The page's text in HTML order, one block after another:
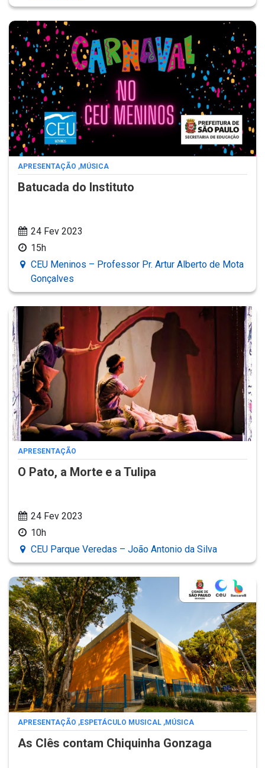
APRESENTAÇÃO ,MÚSICA
Batucada do Instituto
24 Fev 2023
15h
CEU Meninos – Professor Pr. Artur Alberto de Mota
Gonçalves
APRESENTAÇÃO
O Pato, a Morte e a Tulipa
24 Fev 2023
10h
CEU Parque Veredas – João Antonio da Silva
APRESENTAÇÃO ,ESPETÁCULO MUSICAL ,MÚSICA
As Clês contam Chiquinha Gonzaga